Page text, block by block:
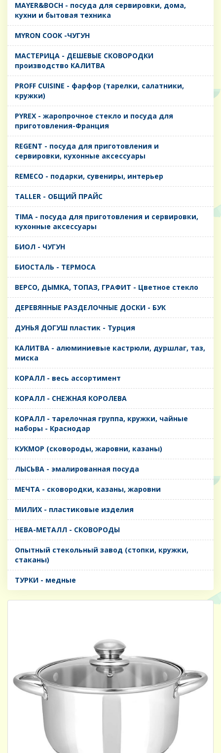
MAYER&BOCH - посуда для сервировки, дома,
кухни и бытовая техника
MYRON COOK -ЧУГУН
MАСТЕРИЦА - ДЕШЕВЫЕ СКОВОРОДКИ
производство КАЛИТВА
PROFF CUISINE - фарфор (тарелки, салатники,
кружки)
PYREX - жаропрочное стекло и посуда для
приготовления-Франция
REGENT - посуда для приготовления и
сервировки, кухонные аксессуары
REMECO - подарки, сувениры, интерьер
TALLER - ОБЩИЙ ПРАЙС
TIMA - посуда для приготовления и сервировки,
кухонные аксессуары
БИОЛ - ЧУГУН
БИОСТАЛЬ - ТЕРМОСА
ВЕРСО, ДЫМКА, ТОПАЗ, ГРАФИТ - Цветное стекло
ДЕРЕВЯННЫЕ РАЗДЕЛОЧНЫЕ ДОСКИ - БУК
ДУНЬЯ ДОГУШ пластик - Турция
КАЛИТВА - алюминиевые кастрюли, дуршлаг, таз,
миска
КОРАЛЛ - весь ассортимент
КОРАЛЛ - СНЕЖНАЯ КОРОЛЕВА
КОРАЛЛ - тарелочная группа, кружки, чайные
наборы - Краснодар
КУКМОР (сковороды, жаровни, казаны)
ЛЫСЬВА - эмалированная посуда
МЕЧТА - сковородки, казаны, жаровни
МИЛИХ - пластиковые изделия
НЕВА-МЕТАЛЛ - СКОВОРОДЫ
Опытный стекольный завод (стопки, кружки,
стаканы)
ТУРКИ - медные